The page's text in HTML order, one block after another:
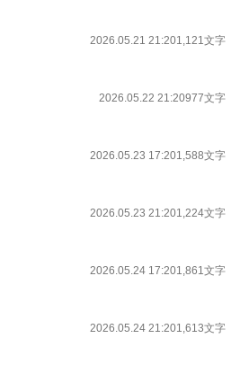
2026.05.21 21:201,121文字
2026.05.22 21:20977文字
2026.05.23 17:201,588文字
2026.05.23 21:201,224文字
2026.05.24 17:201,861文字
2026.05.24 21:201,613文字